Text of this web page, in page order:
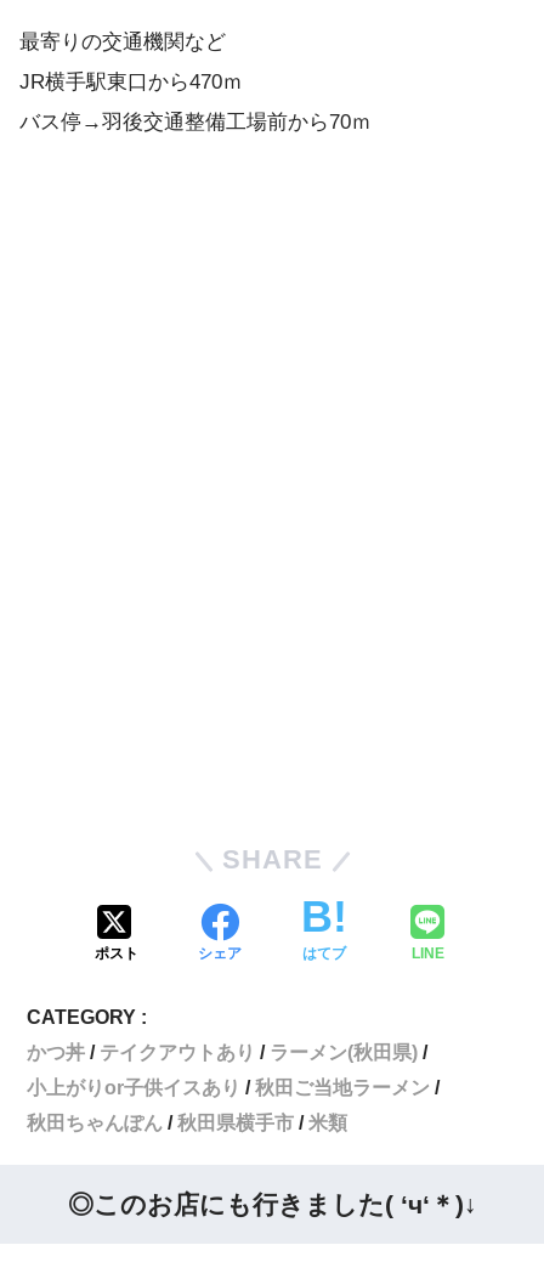
最寄りの交通機関など
JR横手駅東口から470ｍ
バス停→羽後交通整備工場前から70ｍ
SHARE
ポスト シェア はてブ LINE
CATEGORY :
かつ丼
テイクアウトあり
ラーメン(秋田県)
小上がりor子供イスあり
秋田ご当地ラーメン
秋田ちゃんぽん
秋田県横手市 米類
◎このお店にも行きました( ‘ч‘＊)↓